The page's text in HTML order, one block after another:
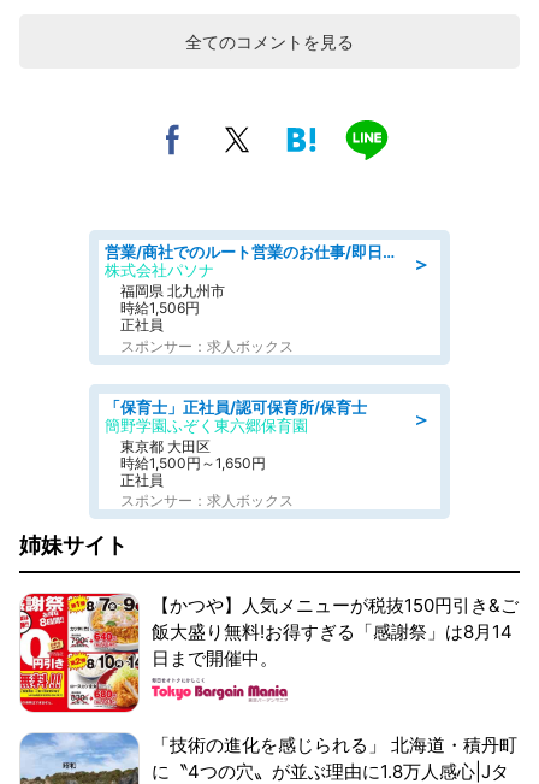
全てのコメントを見る
＞
営業/商社でのルート営業のお仕事/即日勤務可/車通勤可/営業
株式会社パソナ
福岡県 北九州市
時給1,506円
正社員
スポンサー：求人ボックス
＞
「保育士」正社員/認可保育所/保育士
簡野学園ふぞく東六郷保育園
東京都 大田区
時給1,500円～1,650円
正社員
スポンサー：求人ボックス
姉妹サイト
【かつや】人気メニューが税抜150円引き&ご
飯大盛り無料!お得すぎる「感謝祭」は8月14
日まで開催中。
「技術の進化を感じられる」 北海道・積丹町
に〝4つの穴〟が並ぶ理由に1.8万人感心|Jタ